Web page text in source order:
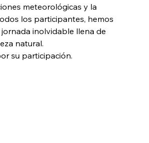
meteorológicas y la
los participantes, hemos
inolvidable llena de
natural.
su participación.